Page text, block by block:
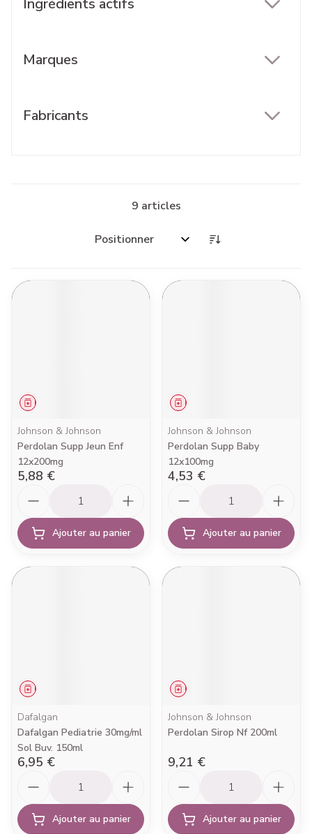
Ingrédients actifs
Marques
Fabricants
9 articles
Trier par:
Médicament
Johnson & Johnson
Perdolan Supp Jeun Enf
12x200mg
5,88 €
Ajouter au panier
Médicament
Johnson & Johnson
Perdolan Supp Baby
12x100mg
4,53 €
Ajouter au panier
Médicament
Dafalgan
Dafalgan Pediatrie 30mg/ml
Sol Buv. 150ml
6,95 €
Ajouter au panier
Médicament
Johnson & Johnson
Perdolan Sirop Nf 200ml
9,21 €
Ajouter au panier